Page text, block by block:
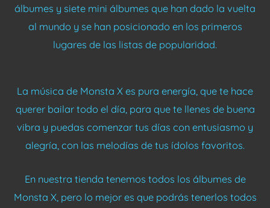
álbumes y siete mini álbumes que han dado la vuelta
al mundo y se han posicionado en los primeros
lugares de las listas de popularidad.
La música de Monsta X es pura energía, que te hace
querer bailar todo el día, para que te llenes de buena
vibra y puedas comenzar tus días con entusiasmo y
alegría, con las melodías de tus ídolos favoritos.
En nuestra tienda tenemos todos los álbumes de
Monsta X, pero lo mejor es que podrás tenerlos todos